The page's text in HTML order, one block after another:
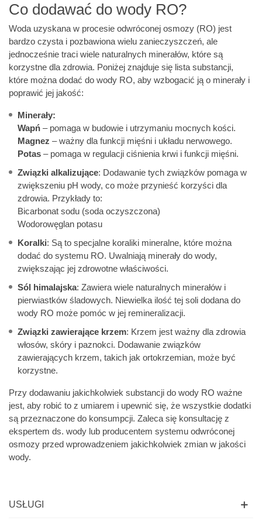
Co dodawać do wody RO?
Woda uzyskana w procesie odwróconej osmozy (RO) jest
bardzo czysta i pozbawiona wielu zanieczyszczeń, ale
jednocześnie traci wiele naturalnych minerałów, które są
korzystne dla zdrowia. Poniżej znajduje się lista substancji,
które można dodać do wody RO, aby wzbogacić ją o minerały i
poprawić jej jakość:
Minerały:
Wapń – pomaga w budowie i utrzymaniu mocnych kości.
Magnez – ważny dla funkcji mięśni i układu nerwowego.
Potas – pomaga w regulacji ciśnienia krwi i funkcji mięśni.
Związki alkalizujące: Dodawanie tych związków pomaga w
zwiększeniu pH wody, co może przynieść korzyści dla
zdrowia. Przykłady to:
Bicarbonat sodu (soda oczyszczona)
Wodorowęglan potasu
Koralki: Są to specjalne koraliki mineralne, które można
dodać do systemu RO. Uwalniają minerały do wody,
zwiększając jej zdrowotne właściwości.
Sól himalajska: Zawiera wiele naturalnych minerałów i
pierwiastków śladowych. Niewielka ilość tej soli dodana do
wody RO może pomóc w jej remineralizacji.
Związki zawierające krzem: Krzem jest ważny dla zdrowia
włosów, skóry i paznokci. Dodawanie związków
zawierających krzem, takich jak ortokrzemian, może być
korzystne.
Przy dodawaniu jakichkolwiek substancji do wody RO ważne
jest, aby robić to z umiarem i upewnić się, że wszystkie dodatki
są przeznaczone do konsumpcji. Zaleca się konsultację z
ekspertem ds. wody lub producentem systemu odwróconej
osmozy przed wprowadzeniem jakichkolwiek zmian w jakości
wody.
USŁUGI